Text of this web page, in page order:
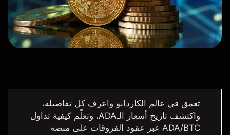
تعمق في عالم الكاردانو واعرف كل تفاصيله،
واكتشف تاريخ أسعار الـADA، وتعلّم كيفية تداول
ADA/BTC عبر عقود الفروقات على منصة